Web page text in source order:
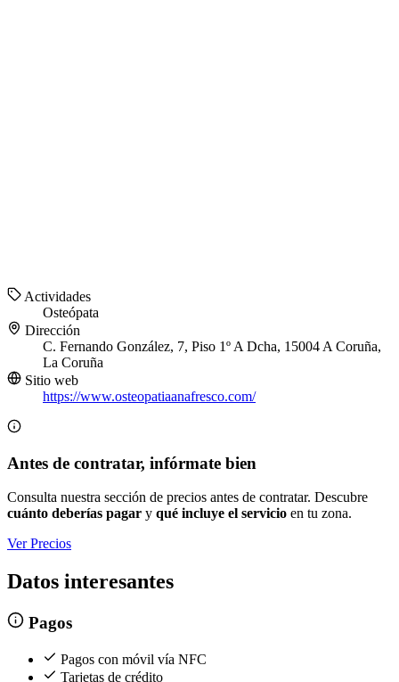
Actividades
Osteópata
Dirección
C. Fernando González, 7, Piso 1º A Dcha, 15004 A Coruña,
La Coruña
Sitio web
https://www.osteopatiaanafresco.com/
Antes de contratar, infórmate bien
Consulta nuestra sección de precios antes de contratar. Descubre
cuánto deberías pagar y qué incluye el servicio en tu zona.
Ver Precios
Datos interesantes
Pagos
Pagos con móvil vía NFC
Tarjetas de crédito